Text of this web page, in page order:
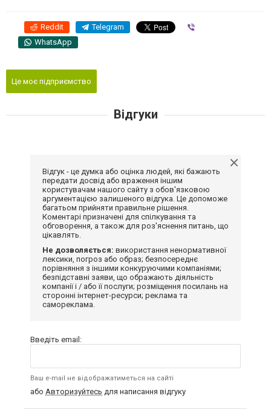
Reddit Telegram
WhatsApp
Це моє підприємство
Відгуки
Відгук - це думка або оцінка людей, які бажають
передати досвід або враження іншим
користувачам нашого сайту з обов'язковою
аргументацією залишеного відгука. Це допоможе
багатьом прийняти правильне рішення.
Коментарі призначені для спілкування та
обговорення, а також для роз'яснення питань, що
цікавлять.
Не дозволяється: використання ненормативної
лексики, погроз або образ; безпосереднє
порівняння з іншими конкуруючими компаніями;
безпідставні заяви, що ображають діяльність
компанії і / або її послуги; розміщення посилань на
сторонні інтернет-ресурси; реклама та
самореклама.
Введіть email:
Ваш e-mail не відображатиметься на сайті
або Авторизуйтесь для написання відгуку